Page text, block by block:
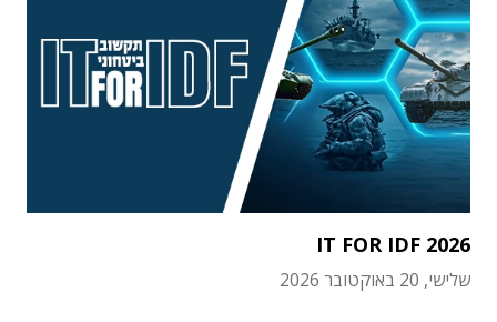
IT FOR IDF 2026
שלישי, 20 באוקטובר 2026